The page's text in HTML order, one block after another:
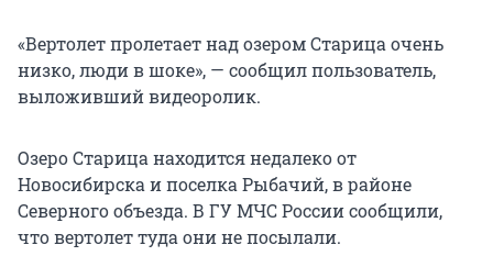
«Вертолет пролетает над озером Старица очень
низко, люди в шоке», — сообщил пользователь,
выложивший видеоролик.
Озеро Старица находится недалеко от
Новосибирска и поселка Рыбачий, в районе
Северного объезда. В ГУ МЧС России сообщили,
что вертолет туда они не посылали.